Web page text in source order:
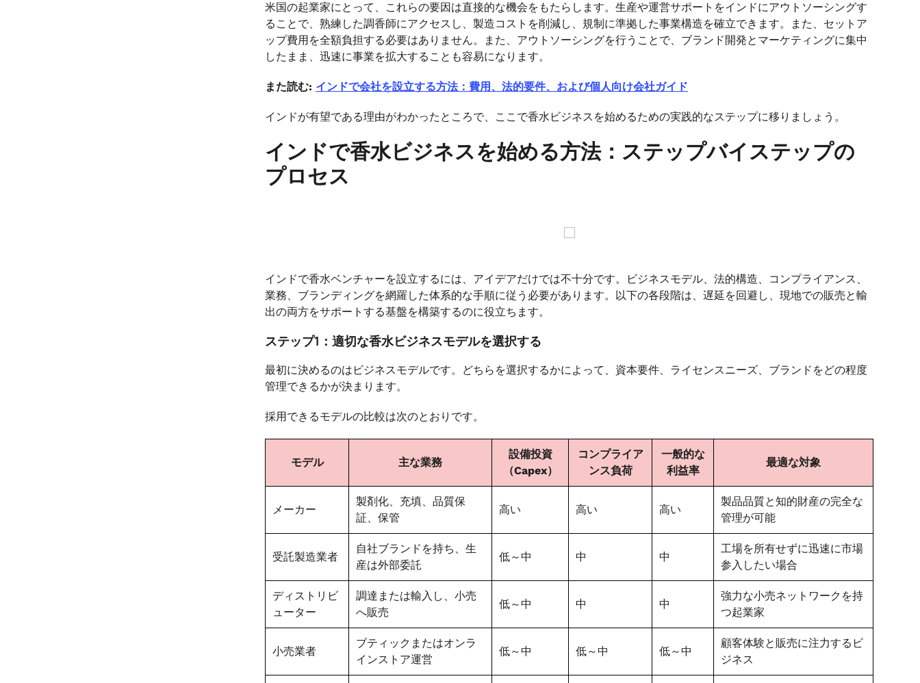
米国の起業家にとって、これらの要因は直接的な機会をもたらします。生産や運営サポートをインドにアウトソーシングす
ることで、熟練した調香師にアクセスし、製造コストを削減し、規制に準拠した事業構造を確立できます。また、セットア
ップ費用を全額負担する必要はありません。また、アウトソーシングを行うことで、ブランド開発とマーケティングに集中
したまま、迅速に事業を拡大することも容易になります。
また読む: インドで会社を設立する方法：費用、法的要件、および個人向け会社ガイド
インドが有望である理由がわかったところで、ここで香水ビジネスを始めるための実践的なステップに移りましょう。
インドで香水ビジネスを始める方法：ステップバイステップの
プロセス
インドで香水ベンチャーを設立するには、アイデアだけでは不十分です。ビジネスモデル、法的構造、コンプライアンス、
業務、ブランディングを網羅した体系的な手順に従う必要があります。以下の各段階は、遅延を回避し、現地での販売と輸
出の両方をサポートする基盤を構築するのに役立ちます。
ステップ1：適切な香水ビジネスモデルを選択する
最初に決めるのはビジネスモデルです。どちらを選択するかによって、資本要件、ライセンスニーズ、ブランドをどの程度
管理できるかが決まります。
採用できるモデルの比較は次のとおりです。
モデル 主な業務
設備投資
（Capex）
コンプライア
ンス負荷
一般的な
利益率
最適な対象
メーカー
製剤化、充填、品質保
証、保管
高い 高い 高い
製品品質と知的財産の完全な
管理が可能
受託製造業者
自社ブランドを持ち、生
産は外部委託
低～中 中 中
工場を所有せずに迅速に市場
参入したい場合
ディストリビ
ューター
調達または輸入し、小売
へ販売
低～中 中 中
強力な小売ネットワークを持
つ起業家
小売業者
ブティックまたはオンラ
インストア運営
低～中 低～中 低～中
顧客体験と販売に注力するビ
ジネス